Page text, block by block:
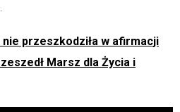
nie przeszkodziła w afirmacji
Marsz dla Życia i